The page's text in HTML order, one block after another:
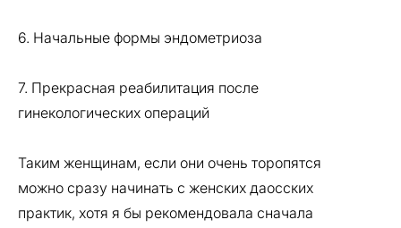
6. Начальные формы эндометриоза
7. Прекрасная реабилитация после
гинекологических операций
Таким женщинам, если они очень торопятся
можно сразу начинать с женских даосских
практик, хотя я бы рекомендовала сначала